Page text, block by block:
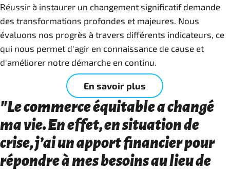
Réussir à instaurer un changement significatif demande
des transformations profondes et majeures. Nous
évaluons nos progrès à travers différents indicateurs, ce
qui nous permet d'agir en connaissance de cause et
d'améliorer notre démarche en continu.
En savoir plus
"Le commerce équitable a changé
ma vie. En effet, en situation de
crise, j’ai un apport financier pour
répondre à mes besoins au lieu de